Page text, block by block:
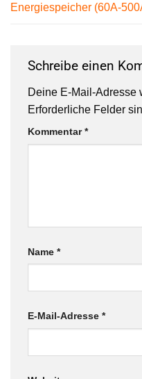
Energiespeicher (60A-
Schreibe einen
Deine E-Mail-Adresse
Erforderliche Felder
Kommentar*
Name *
E-Mail-Adresse *